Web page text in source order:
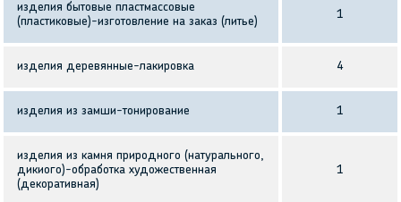
изделия бытовые пластмассовые
(пластиковые)-изготовление на заказ (литье)
1
изделия деревянные-лакировка 4
изделия из замши-тонирование 1
изделия из камня природного (натурального,
дикиого)-обработка художественная
(декоративная)
1